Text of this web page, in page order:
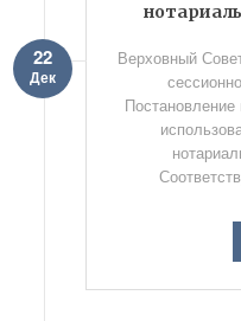
22
Дек
Верховный